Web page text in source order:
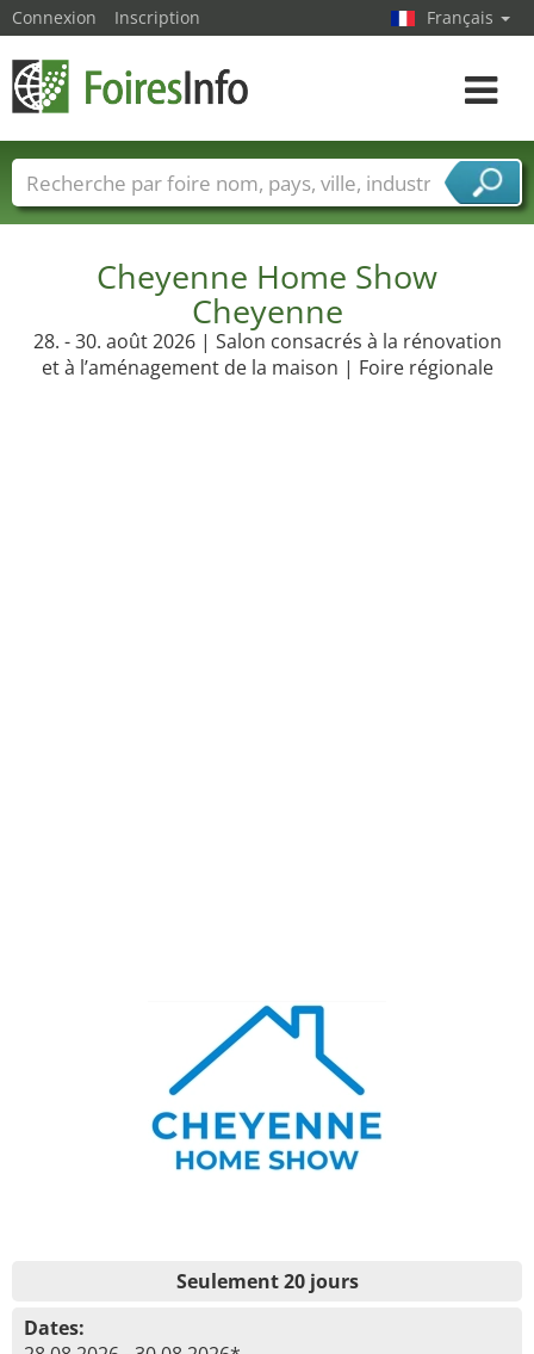
Cheyenne Home Show
Cheyenne
28. - 30. août 2026 | Salon consacrés à la rénovation
et à l’aménagement de la maison | Foire régionale
Seulement 20 jours
Dates:
Connexion Inscription Français
Toggle
Foire noms Pays Villes
Secteurs de foire